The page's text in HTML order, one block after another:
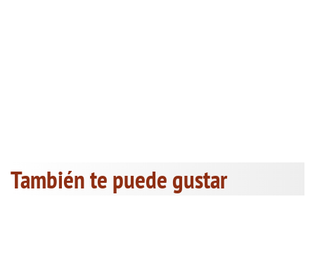
También te puede gustar